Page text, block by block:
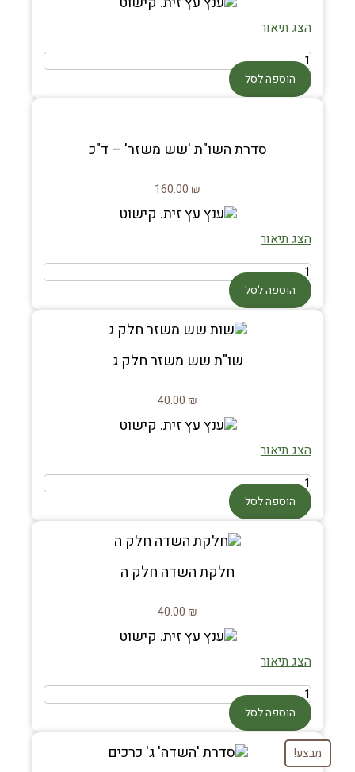
הצג תיאור
הוספה לסל
סדרת השו"ת 'שש משזר' – ד"כ
₪
הצג תיאור
הוספה לסל
שו"ת שש משזר חלק ג
₪
הצג תיאור
הוספה לסל
חלקת השדה חלק ה
₪
הצג תיאור
הוספה לסל
מבצע!